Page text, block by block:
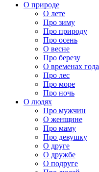
О природе
О лете
Про зиму
Про природу
Про осень
О весне
Про березу
О временах года
Про лес
Про море
Про ночь
О людях
Про мужчин
О женщине
Про маму
Про девушку
О друге
О дружбе
О подруге